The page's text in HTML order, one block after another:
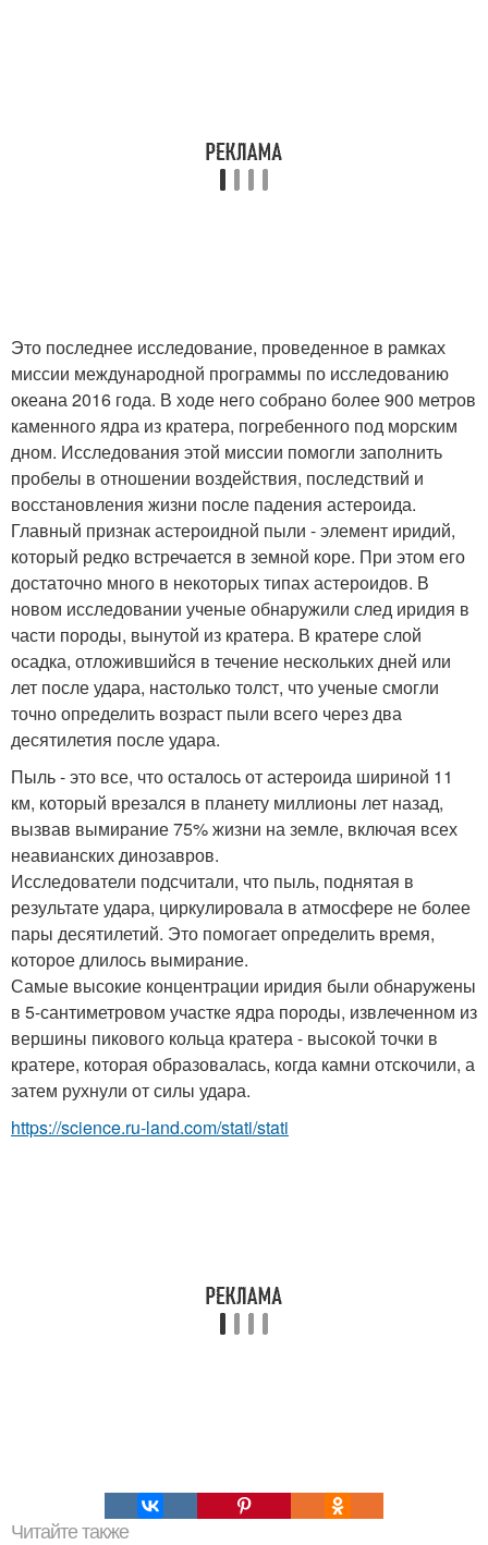
Это последнее исследование, проведенное в рамках
миссии международной программы по исследованию
океана 2016 года. В ходе него собрано более 900 метров
каменного ядра из кратера, погребенного под морским
дном. Исследования этой миссии помогли заполнить
пробелы в отношении воздействия, последствий и
восстановления жизни после падения астероида.
Главный признак астероидной пыли - элемент иридий,
который редко встречается в земной коре. При этом его
достаточно много в некоторых типах астероидов. В
новом исследовании ученые обнаружили след иридия в
части породы, вынутой из кратера. В кратере слой
осадка, отложившийся в течение нескольких дней или
лет после удара, настолько толст, что ученые смогли
точно определить возраст пыли всего через два
десятилетия после удара.
Пыль - это все, что осталось от астероида шириной 11
км, который врезался в планету миллионы лет назад,
вызвав вымирание 75% жизни на земле, включая всех
неавианских динозавров.
Исследователи подсчитали, что пыль, поднятая в
результате удара, циркулировала в атмосфере не более
пары десятилетий. Это помогает определить время,
которое длилось вымирание.
Самые высокие концентрации иридия были обнаружены
в 5-сантиметровом участке ядра породы, извлеченном из
вершины пикового кольца кратера - высокой точки в
кратере, которая образовалась, когда камни отскочили, а
затем рухнули от силы удара.
https://science.ru-land.com/stati/stati
Читайте также